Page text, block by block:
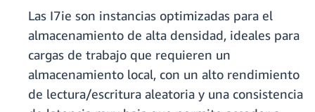
Las I7ie son instancias optimizadas para el
almacenamiento de alta densidad, ideales para
cargas de trabajo que requieren un
almacenamiento local, con un alto rendimiento
de lectura/escritura aleatoria y una consistencia